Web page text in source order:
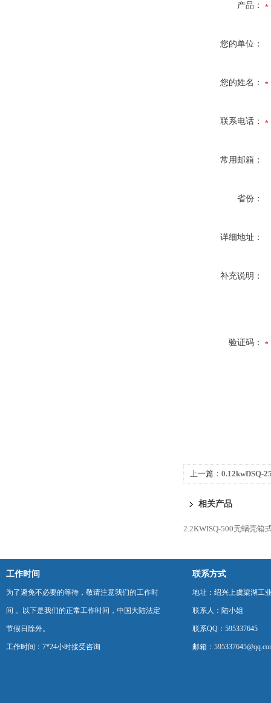
产品：
您的单位：
您的姓名：
联系电话：
常用邮箱：
省份：
详细地址：
补充说明：
验证码：
上一篇： 0.12kwDSQ-
相关产品
2.2KWISQ-500无蜗壳箱
工作时间
为了避免不必要的等待，敬请注意我们的工作时
间 。以下是我们的正常工作时间，中国大陆法定
节假日除外。
工作时间：7*24小时接受咨询
联系方式
地址：绍兴上虞梁湖工
联系人：陆小姐
联系QQ：595337645
邮箱：